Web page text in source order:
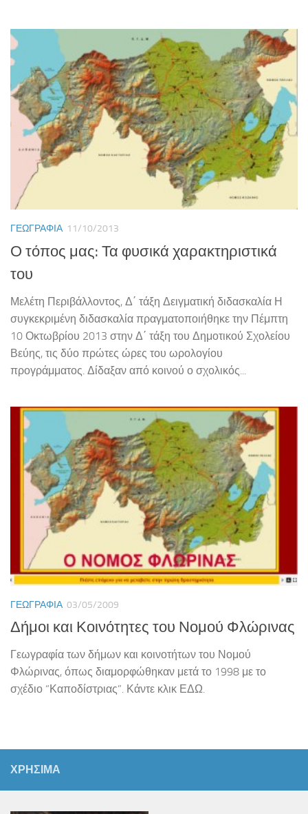
ΓΕΩΓΡΑΦΊΑ 11/10/2013
Ο τόπος μας: Τα φυσικά χαρακτηριστικά
του
Μελέτη Περιβάλλοντος, Δ΄ τάξη Δειγματική διδασκαλία Η
συγκεκριμένη διδασκαλία πραγματοποιήθηκε την Πέμπτη
10 Οκτωβρίου 2013 στην Δ΄ τάξη του Δημοτικού Σχολείου
Βεύης, τις δύο πρώτες ώρες του ωρολογίου
προγράμματος. Δίδαξαν από κοινού ο σχολικός...
ΓΕΩΓΡΑΦΊΑ 03/05/2009
Δήμοι και Κοινότητες του Νομού Φλώρινας
Γεωγραφία των δήμων και κοινοτήτων του Νομού
Φλώρινας, όπως διαμορφώθηκαν μετά το 1998 με το
σχέδιο “Καποδίστριας”. Κάντε κλικ ΕΔΩ.
ΧΡΗΣΙΜΑ